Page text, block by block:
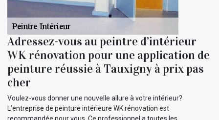
Adressez-vous au peintre d’intérieur
WK rénovation pour une application de
peinture réussie à Tauxigny à prix pas
cher
Voulez-vous donner une nouvelle allure à votre intérieur?
L’entreprise de peinture intérieure WK rénovation est
recommandée pour vous. Ce professionnel a toutes les